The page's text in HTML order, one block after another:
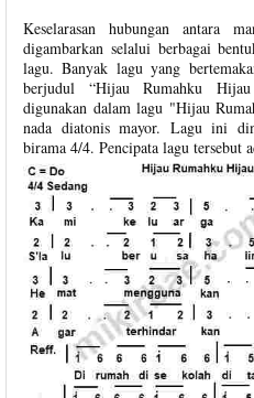
Keselarasan hubungan antara
digambarkan selalui berbagai
lagu. Banyak lagu yang
berjudul “Hijau Rumahku
digunakan dalam lagu "Hijau
nada diatonis mayor. Lagu ini
birama 4/4. Pencipata lagu tersebut